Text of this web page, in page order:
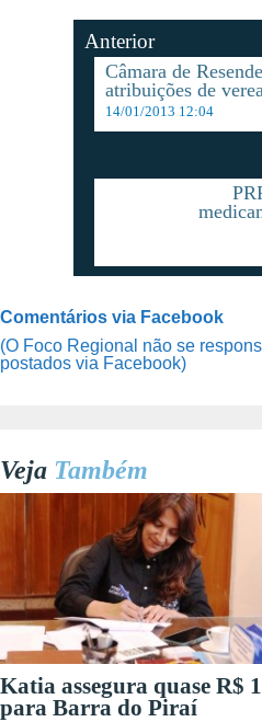
Anterior
Câmara de
atribuições de
14/01/2013 12:04
Comentários via Facebook
(O Foco Regional não se
postados via Facebook)
Veja Também
Katia assegura quase R$
para Barra do Piraí